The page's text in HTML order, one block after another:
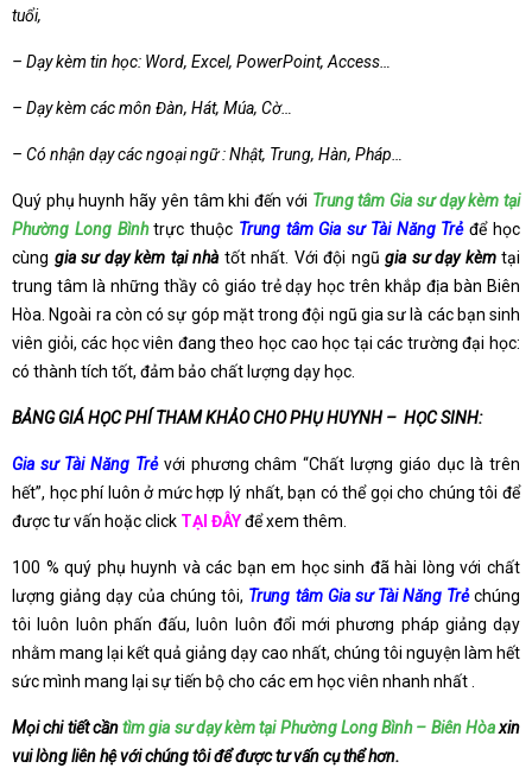
tuổi,
– Dạy kèm tin học: Word, Excel, PowerPoint, Access…
– Dạy kèm các môn Đàn, Hát, Múa, Cờ…
– Có nhận dạy các ngoại ngữ : Nhật, Trung, Hàn, Pháp…
Quý phụ huynh hãy yên tâm khi đến với Trung tâm Gia sư dạy kèm tại
Phường Long Bìnhtrực thuộc Trung tâm Gia sư Tài Năng Trẻ để học
cùng gia sư dạy kèm tại nhà tốt nhất. Với đội ngũ gia sư dạy kèmtại
trung tâm là những thầy cô giáo trẻ dạy học trên khắp địa bàn Biên
Hòa. Ngoài ra còn có sự góp mặt trong đội ngũ gia sư là các bạn sinh
viên giỏi, các học viên đang theo học cao học tại các trường đại học:
có thành tích tốt, đảm bảo chất lượng dạy học.
BẢNG GIÁ HỌC PHÍ THAM KHẢO CHO PHỤ HUYNH – HỌC SINH:
Gia sư Tài Năng Trẻ với phương châm “Chất lượng giáo dục là trên
hết”, học phí luôn ở mức hợp lý nhất, bạn có thể gọi cho chúng tôi để
được tư vấn hoặc click TẠI ĐÂYđể xem thêm.
100 % quý phụ huynh và các bạn em học sinh đã hài lòng với chất
lượng giảng dạy của chúng tôi, Trung tâm Gia sư Tài Năng Trẻchúng
tôi luôn luôn phấn đấu, luôn luôn đổi mới phương pháp giảng dạy
nhằm mang lại kết quả giảng dạy cao nhất, chúng tôi nguyện làm hết
sức mình mang lại sự tiến bộ cho các em học viên nhanh nhất .
Mọi chi tiết cầntìm gia sư dạy kèm tại Phường Long Bình – Biên Hòaxin
vui lòng liên hệ với chúng tôi để được tư vấn cụ thể hơn.